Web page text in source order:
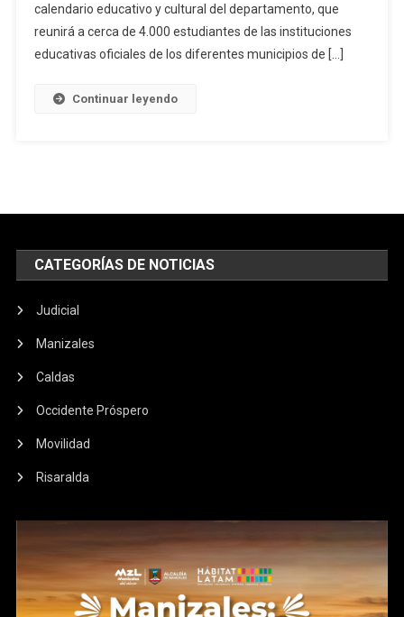
calendario educativo y cultural del departamento, que
reunirá a cerca de 4.000 estudiantes de las instituciones
educativas oficiales de los diferentes municipios de […]
Continuar leyendo
CATEGORÍAS DE NOTICIAS
Judicial
Manizales
Caldas
Occidente Próspero
Movilidad
Risaralda